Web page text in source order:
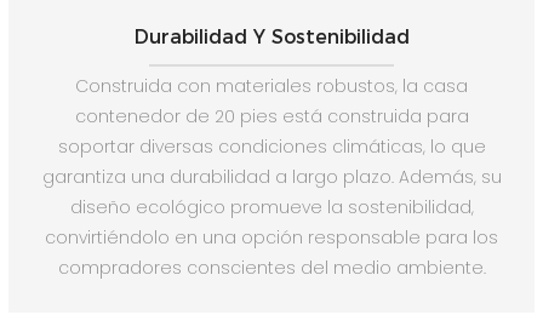
Durabilidad Y Sostenibilidad
Construida con materiales robustos, la casa
contenedor de 20 pies está construida para
soportar diversas condiciones climáticas, lo que
garantiza una durabilidad a largo plazo. Además, su
diseño ecológico promueve la sostenibilidad,
convirtiéndolo en una opción responsable para los
compradores conscientes del medio ambiente.